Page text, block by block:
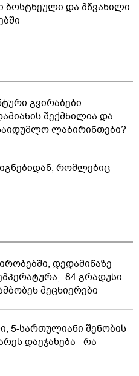
ბოსტნეული და მწვანილი
გვირაბები
შექმნილია და
ლაბირინთები?
რომლებიც
დედამიწაზე
-84 გრადუსი
მეცნიერები
5-სართულიანი შენობის
დაეჯახება - რა